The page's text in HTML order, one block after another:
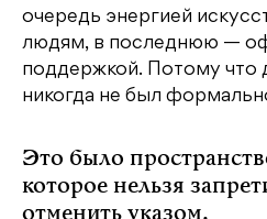
очередь энергией
людям, в последнюю —
поддержкой. Потому что
никогда не был
Это было
которое нельзя